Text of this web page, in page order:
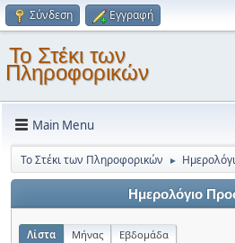
Σύνδεση Εγγραφή
Το Στέκι των
Πληροφορικών
Main Menu
Το Στέκι των Πληροφορικών ►
Ημερολόγιο
Λίστα Μήνας Εβδομάδα